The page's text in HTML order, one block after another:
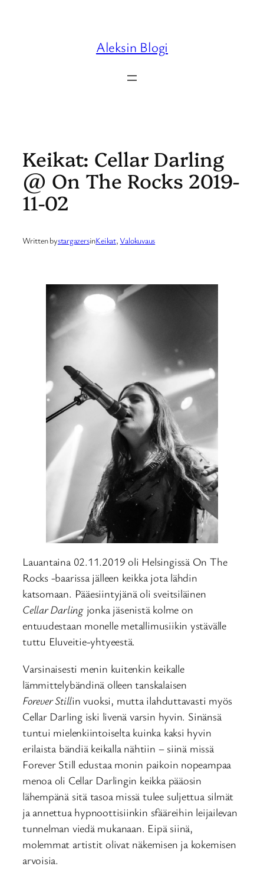
Aleksin Blogi
Keikat: Cellar Darling
@ On The Rocks 2019-
11-02
Written bystargazersinKeikat, Valokuvaus
Lauantaina 02.11.2019 oli Helsingissä On The
Rocks -baarissa jälleen keikka jota lähdin
katsomaan. Pääesiintyjänä oli sveitsiläinen
Cellar Darlingjonka jäsenistä kolme on
entuudestaan monelle metallimusiikin ystävälle
tuttu Eluveitie-yhtyeestä.
Varsinaisesti menin kuitenkin keikalle
lämmittelybändinä olleen tanskalaisen
Forever Stillin vuoksi, mutta ilahduttavasti myös
Cellar Darling iski livenä varsin hyvin. Sinänsä
tuntui mielenkiintoiselta kuinka kaksi hyvin
erilaista bändiä keikalla nähtiin – siinä missä
Forever Still edustaa monin paikoin nopeampaa
menoa oli Cellar Darlingin keikka pääosin
lähempänä sitä tasoa missä tulee suljettua silmät
ja annettua hypnoottisiinkin sfääreihin leijailevan
tunnelman viedä mukanaan. Eipä siinä,
molemmat artistit olivat näkemisen ja kokemisen
arvoisia.